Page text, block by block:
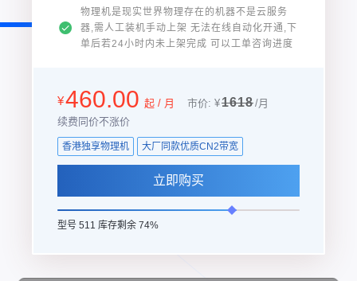
物理机是现实世界物理存在的机器不是云服务
器,需人工装机手动上架 无法在线自动化开通,下
单后若24小时内未上架完成 可以工单咨询进度
¥460.00 起 / 月 市价: ¥1618/月
续费同价不涨价
香港独享物理机 大厂同款优质CN2带宽
立即购买
型号 511 库存剩余 74%